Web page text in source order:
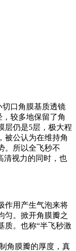
切口角膜基质透镜
较多地保留了角
层仍是5层，极大程
被公认为在维持角
。所以全飞秒不
清视力的同时，也
作用产生气泡来将
匀。掀开角膜瓣之
质。也称“半飞秒激
角膜瓣的厚度，真